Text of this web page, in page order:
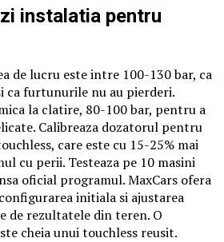
instalatia pentru
de lucru este intre 100-130 bar, ca
ca furtunurile nu au pierderi.
la clatire, 80-100 bar, pentru a
Calibreaza dozatorul pentru
care este cu 15-25% mai
cu perii. Testeaza pe 10 masini
oficial programul. MaxCars ofera
initiala si ajustarea
de rezultatele din teren. O
cheia unui touchless reusit.